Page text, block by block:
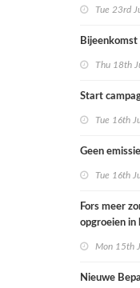
Tue 23rd
Thu 18th
Start
Tue 16th
Geen
Tue 16th
Fors meer
opgroeien
Mon 15th
Nieuwe